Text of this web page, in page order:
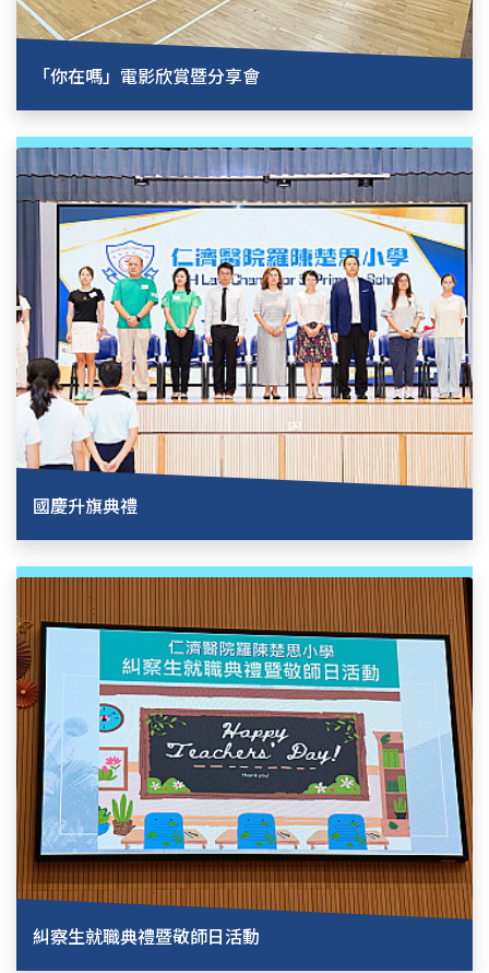
「你在嗎」電影欣賞暨分享會
國慶升旗典禮
糾察生就職典禮暨敬師日活動